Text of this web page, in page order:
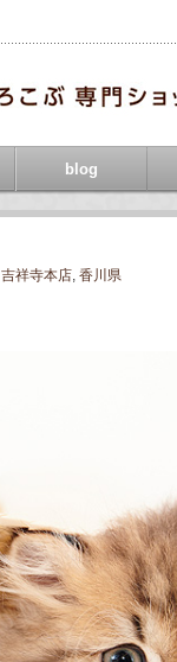
blog
吉祥寺本店, 香川県